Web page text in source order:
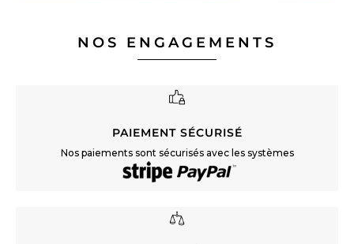
NOS ENGAGEMENTS
PAIEMENT SÉCURISÉ
Nos paiements sont sécurisés avec les systèmes